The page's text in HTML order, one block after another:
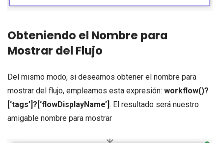
Obteniendo el Nombre para
Mostrar del Flujo
Del mismo modo, si deseamos obtener el nombre para
mostrar del flujo, empleamos esta expresión: workflow()?
[‘tags’]?[‘flowDisplayName’]. El resultado será nuestro
amigable nombre para mostrar